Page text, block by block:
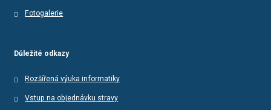
Fotogalerie
Důležité odkazy
Rozšířená výuka informatiky
Vstup na objednávku stravy